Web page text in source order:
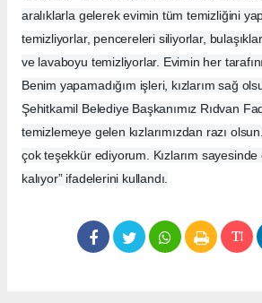
aralıklarla gelerek evimin tüm temizliğini
temizliyorlar, pencereleri siliyorlar,
ve lavaboyu temizliyorlar. Evimin her
Benim yapamadığım işleri, kızlarım sağ
Şehitkamil Belediye Başkanımız Rıdvan
temizlemeye gelen kızlarımızdan razı
çok teşekkür ediyorum. Kızlarım
kalıyor” ifadelerini kullandı.